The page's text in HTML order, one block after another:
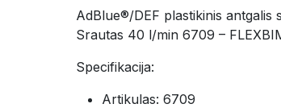
AdBlue®/DEF plastikinis antgalis
Srautas 40 l/min 6709 –
Specifikacija:
Artikulas: 6709